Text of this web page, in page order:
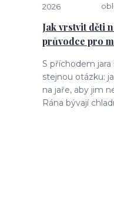
2026
Jak vrstvit děti
průvodce pro
S příchodem
stejnou otázku:
na jaře, aby jim
Rána bývají